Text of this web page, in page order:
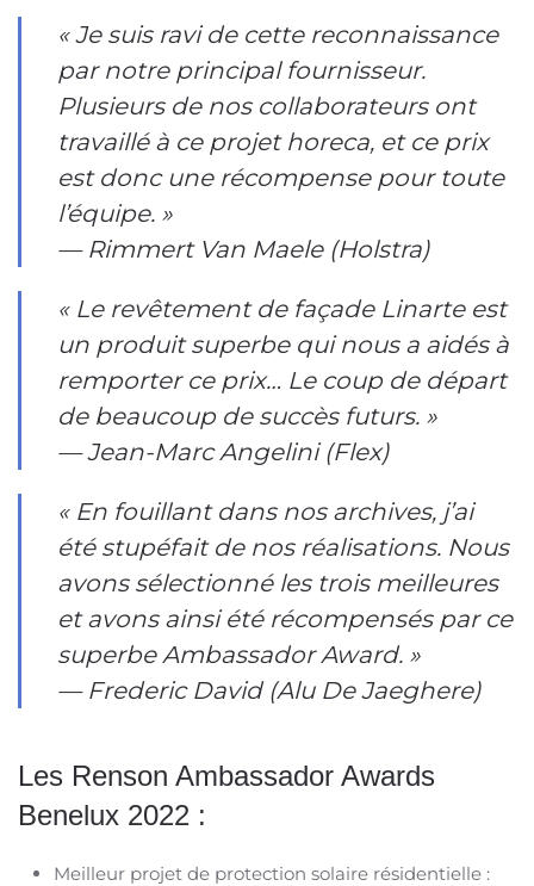
« Je suis ravi de cette reconnaissance
par notre principal fournisseur.
Plusieurs de nos collaborateurs ont
travaillé à ce projet horeca, et ce prix
est donc une récompense pour toute
l’équipe. »
— Rimmert Van Maele (Holstra)
« Le revêtement de façade Linarte est
un produit superbe qui nous a aidés à
remporter ce prix… Le coup de départ
de beaucoup de succès futurs. »
— Jean-Marc Angelini (Flex)
« En fouillant dans nos archives, j’ai
été stupéfait de nos réalisations. Nous
avons sélectionné les trois meilleures
et avons ainsi été récompensés par ce
superbe Ambassador Award. »
— Frederic David (Alu De Jaeghere)
Les Renson Ambassador Awards
Benelux 2022 :
Meilleur projet de protection solaire résidentielle :